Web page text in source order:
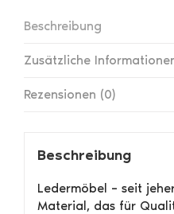
Beschreibung
Zusätzliche
Rezensionen (0)
Beschreibung
Ledermöbel – seit
Material, das für